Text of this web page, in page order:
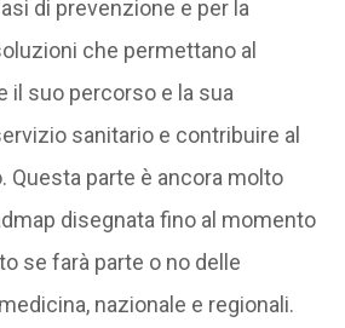
di prevenzione e per la
che permettano al
il suo percorso e la sua
sanitario e contribuire al
Questa parte è ancora molto
disegnata fino al momento
se farà parte o no delle
nazionale e regionali.